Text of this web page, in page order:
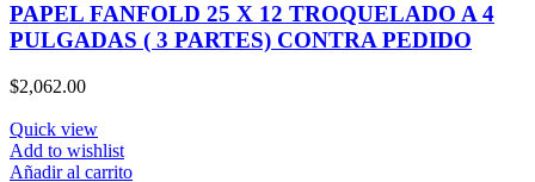
PAPEL FANFOLD 25 X 12 TROQUELADO A 4
PULGADAS ( 3 PARTES) CONTRA PEDIDO
$2,062.00
Quick view
Add to wishlist
Añadir al carrito